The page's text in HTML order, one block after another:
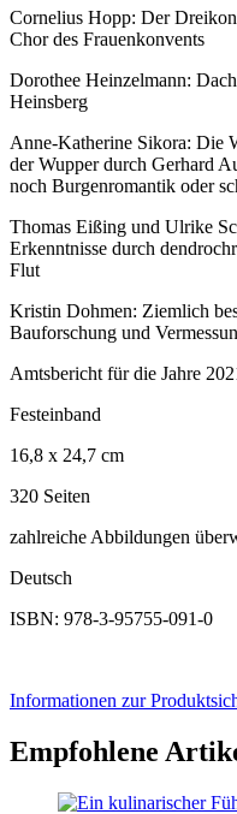
Cornelius Hopp: Der
Chor des Frauenkonvents
Dorothee Heinzelmann:
Heinsberg
Anne-Katherine Sikora: Die
der Wupper durch Gerhard
noch Burgenromantik oder
Thomas Eißing und Ulrike
Erkenntnisse durch
Flut
Kristin Dohmen: Ziemlich
Bauforschung und
Amtsbericht für die Jahre
Festeinband
16,8 x 24,7 cm
320 Seiten
zahlreiche Abbildungen
Deutsch
ISBN: 978-3-95755-091-0
Informationen zur
Empfohlene